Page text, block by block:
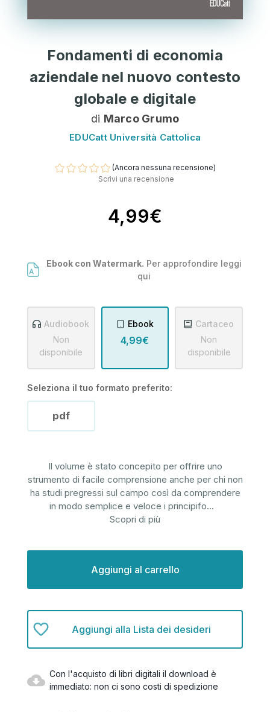
Fondamenti di economia
aziendale nel nuovo contesto
globale e digitale
di Marco Grumo
EDUCatt Università Cattolica
(Ancora nessuna recensione)
Scrivi una recensione
4,99€
Ebook con Watermark. Per approfondire leggi
qui
Audiobook
Non
disponibile
Ebook
4,99€
Cartaceo
Non
disponibile
Seleziona il tuo formato preferito:
pdf
Il volume è stato concepito per offrire uno
strumento di facile comprensione anche per chi non
ha studi pregressi sul campo così da comprendere
in modo semplice e veloce i principifo...
Scopri di più
Aggiungi alla Lista dei desideri
Con l'acquisto di libri digitali il download è
immediato: non ci sono costi di spedizione